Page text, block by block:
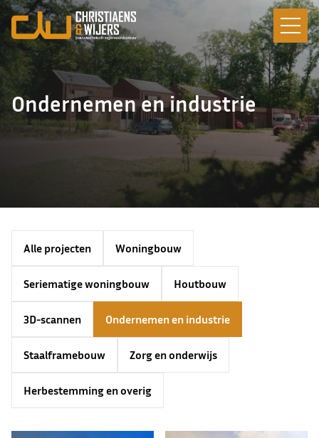
Ondernemen en industrie
Alle projecten Woningbouw
Seriematige woningbouw Houtbouw
3D-scannen Ondernemen en industrie
Staalframebouw Zorg en onderwijs
Herbestemming en overig